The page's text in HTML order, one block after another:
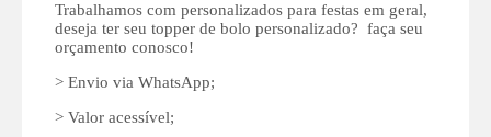
Trabalhamos com personalizados para festas em geral,
deseja ter seu topper de bolo personalizado? faça seu
orçamento conosco!
> Envio via WhatsApp;
> Valor acessível;